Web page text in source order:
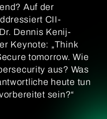
Auf der
CII-
Dennis Kenij-
Keynote: „Think
tomorrow. Wie
aus? Was
heute tun
sein?“